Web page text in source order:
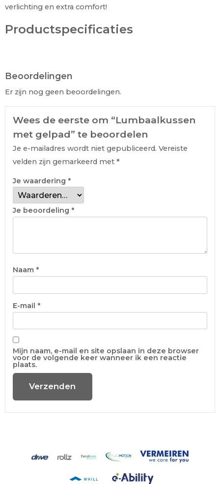
verlichting en extra comfort!
Productspecificaties
Beoordelingen
Er zijn nog geen beoordelingen.
Wees de eerste om “Lumbaalkussen
met gelpad” te beoordelen
Je e-mailadres wordt niet gepubliceerd. Vereiste
velden zijn gemarkeerd met *
Je waardering *
Je beoordeling *
Naam *
E-mail *
Mijn naam, e-mail en site opslaan in deze browser
voor de volgende keer wanneer ik een reactie
plaats.